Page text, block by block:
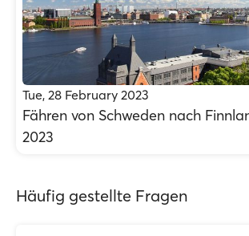
Tue, 28 February 2023
Fähren von Schweden nach
2023
Häufig gestellte Fragen